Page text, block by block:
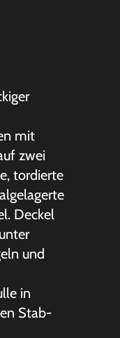
mit
zwei
tordierte
Deckel
und
in
Stab-